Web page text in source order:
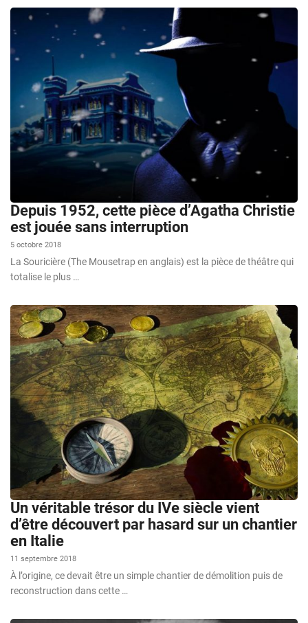
Depuis 1952, cette pièce d’Agatha Christie
est jouée sans interruption
5 octobre 2018
La Souricière (The Mousetrap en anglais) est la pièce de théâtre qui
totalise le plus …
Un véritable trésor du IVe siècle vient
d’être découvert par hasard sur un chantier
en Italie
11 septembre 2018
À l’origine, ce devait être un simple chantier de démolition puis de
reconstruction dans cette …